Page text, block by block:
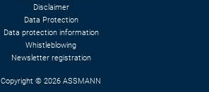
Disclaimer
Data Protection
Data protection information
Whistleblowing
Newsletter registration
Copyright © 2026 ASSMANN